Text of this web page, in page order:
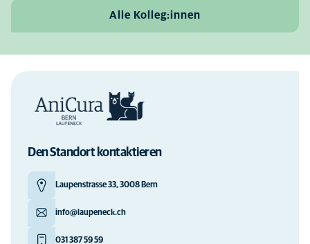
Alle Kolleg:innen
Den Standort kontaktieren
Laupenstrasse 33, 3008 Bern
info@laupeneck.ch
031 387 59 59